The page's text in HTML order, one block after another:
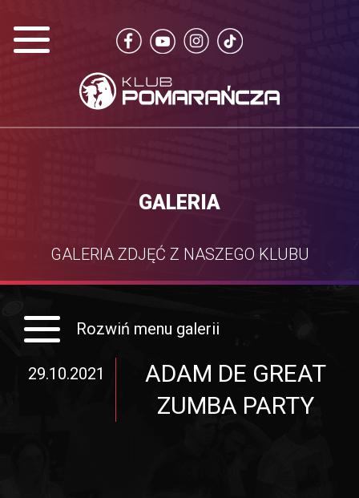
GALERIA
GALERIA ZDJĘĆ Z NASZEGO KLUBU
Rozwiń menu galerii
29.10.2021
ADAM DE GREAT
ZUMBA PARTY